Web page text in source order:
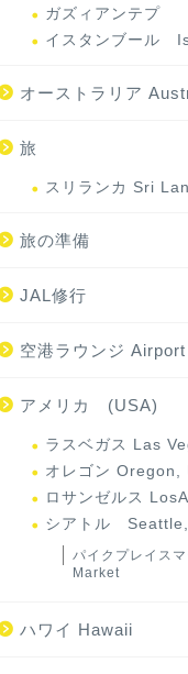
ガズィアンテプ
イスタンブール
オーストラリア
旅
スリランカ Sri
旅の準備
JAL修行
空港ラウンジ
アメリカ (USA)
ラスベガス Las
オレゴン Oregon,
ロサンゼルス
シアトル
パイクプレイス
Market
ハワイ Hawaii